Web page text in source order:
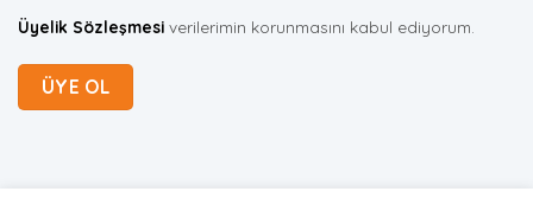
Üyelik Sözleşmesi verilerimin korunmasını kabul ediyorum.
ÜYE OL